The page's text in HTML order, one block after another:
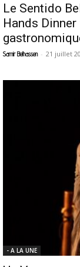
Le Sentido
Hands Dinner
Samir Belhassen - 21 juillet
- A LA UNE